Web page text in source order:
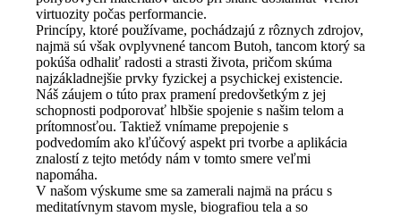
virtuozity počas performancie.
Princípy, ktoré používame, pochádzajú z rôznych zdrojov,
najmä sú však ovplyvnené tancom Butoh, tancom ktorý sa
pokúša odhaliť radosti a strasti života, pričom skúma
najzákladnejšie prvky fyzickej a psychickej existencie.
Náš záujem o túto prax pramení predovšetkým z jej
schopnosti podporovať hlbšie spojenie s našim telom a
prítomnosťou. Taktiež vnímame prepojenie s
podvedomím ako kľúčový aspekt pri tvorbe a aplikácia
znalostí z tejto metódy nám v tomto smere veľmi
napomáha.
V našom výskume sme sa zamerali najmä na prácu s
meditatívnym stavom mysle, biografiou tela a so